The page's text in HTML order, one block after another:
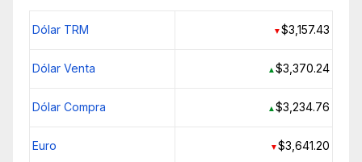
Dólar TRM ▼$3,157.43
Dólar Venta ▲$3,370.24
Dólar Compra ▲$3,234.76
Euro ▼$3,641.20